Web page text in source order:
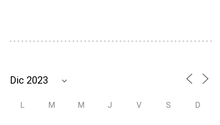
L M M J V S D